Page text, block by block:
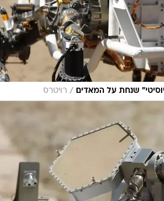
שנחת על המאדים / רויטרס